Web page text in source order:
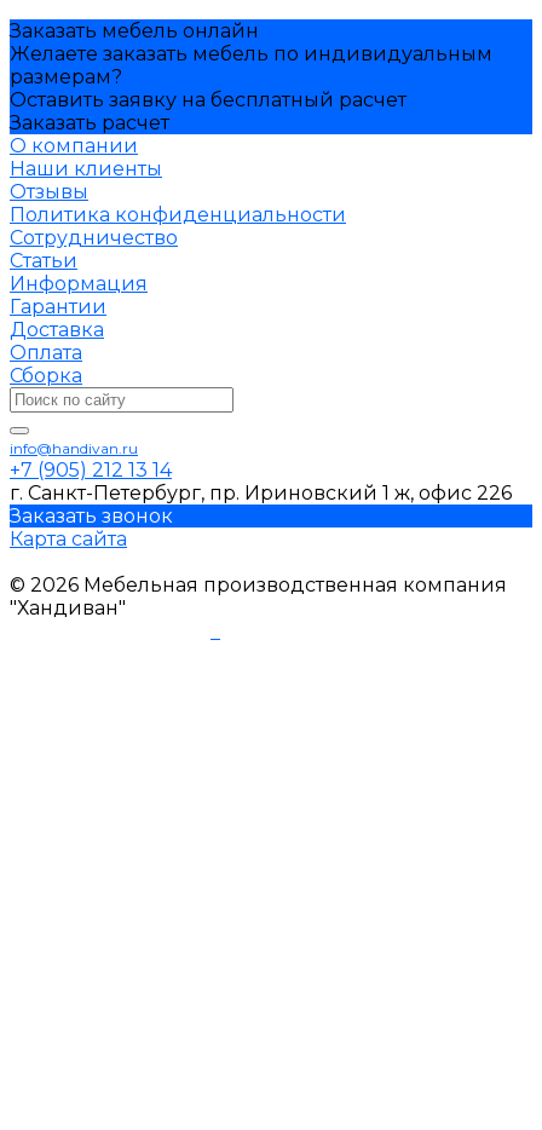
Заказать мебель онлайн
Желаете заказать мебель по индивидуальным
размерам?
Оставить заявку на бесплатный расчет
Заказать расчет
О компании
Наши клиенты
Отзывы
Политика конфиденциальности
Сотрудничество
Статьи
Информация
Гарантии
Доставка
Оплата
Сборка
info@handivan.ru
+7 (905) 212 13 14
г. Санкт-Петербург, пр. Ириновский 1 ж, офис 226
Заказать звонок
Карта сайта
© 2026 Мебельная производственная компания
"Хандиван"